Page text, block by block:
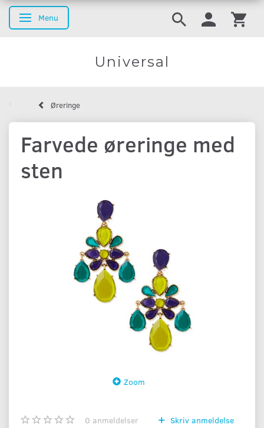
Skifte navigation
Menu
Universal
Øreringe
Farvede øreringe med
sten
Zoom
0 anmeldelser Skriv anmeldelse